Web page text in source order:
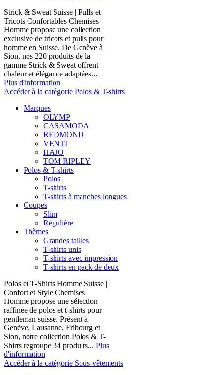
Strick & Sweat Suisse | Pulls et
Tricots Confortables Chemises
Homme propose une collection
exclusive de tricots et pulls pour
homme en Suisse. De Genève à
Sion, nos 220 produits de la
gamme Strick & Sweat offrent
chaleur et élégance adaptées...
Plus d'information
Accéder à la catégorie Polos & T-shirts
Marques
OLYMP
CASAMODA
REDMOND
VENTI
HAJO
TOM RIPLEY
Polos & T-shirts
Polos
T-shirts
T-shirts à manches longues
Coupes
Slim
Régulière
Thèmes
Grandes tailles
T-shirts unis
T-shirts avec impression
T-shirts en pack de deux
Polos et T-Shirts Homme Suisse |
Confort et Style Chemises
Homme propose une sélection
raffinée de polos et t-shirts pour
gentleman suisse. Présent à
Genève, Lausanne, Fribourg et
Sion, notre collection Polos & T-
Shirts regroupe 34 produits... Plus
d'information
Accéder à la catégorie Sous-vêtements